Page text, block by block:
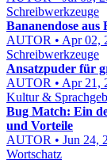
Schreibwerkzeuge
Bananendose aus
AUTOR • Apr 02,
Schreibwerkzeuge
Ansatzpuder für
AUTOR • Apr 21,
Kultur &
Bug Match: Ein
und Vorteile
AUTOR • Jun 24,
Wortschatz